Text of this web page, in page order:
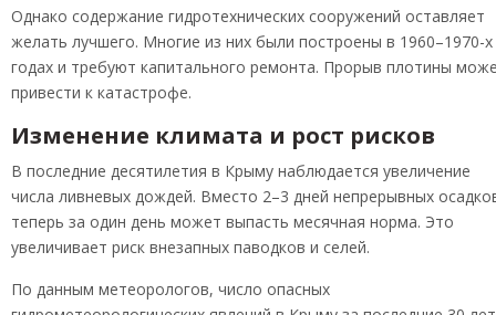
Однако содержание гидротехнических сооружений оставляет
желать лучшего. Многие из них были построены в 1960–1970-х
годах и требуют капитального ремонта. Прорыв плотины
привести к катастрофе.
Изменение климата и рост рисков
В последние десятилетия в Крыму наблюдается увеличение
числа ливневых дождей. Вместо 2–3 дней непрерывных
теперь за один день может выпасть месячная норма. Это
увеличивает риск внезапных паводков и селей.
По данным метеорологов, число опасных